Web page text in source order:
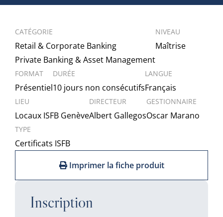
CATÉGORIE
Retail & Corporate Banking
Private Banking & Asset Management
NIVEAU
Maîtrise
FORMAT
Présentiel
DURÉE
10 jours non consécutifs
LANGUE
Français
LIEU
Locaux ISFB Genève
DIRECTEUR
Albert Gallegos
GESTIONNAIRE
Oscar Marano
TYPE
Certificats ISFB
Imprimer la fiche produit
Inscription